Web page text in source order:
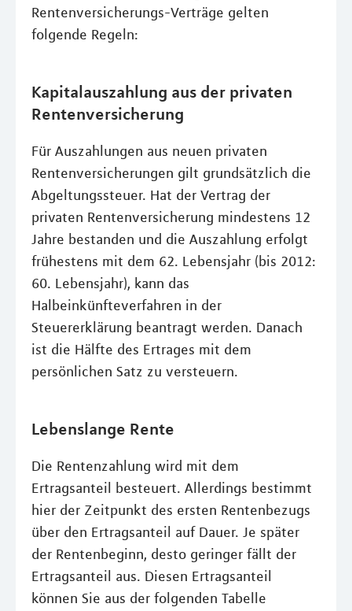
Rentenversicherungs-Verträge gelten
folgende Regeln:
Kapitalauszahlung aus der privaten
Rentenversicherung
Für Auszahlungen aus neuen privaten
Rentenversicherungen gilt grundsätzlich die
Abgeltungssteuer. Hat der Vertrag der
privaten Rentenversicherung mindestens 12
Jahre bestanden und die Auszahlung erfolgt
frühestens mit dem 62. Lebensjahr (bis 2012:
60. Lebensjahr), kann das
Halbeinkünfteverfahren in der
Steuererklärung beantragt werden. Danach
ist die Hälfte des Ertrages mit dem
persönlichen Satz zu versteuern.
Lebenslange Rente
Die Rentenzahlung wird mit dem
Ertragsanteil besteuert. Allerdings bestimmt
hier der Zeitpunkt des ersten Rentenbezugs
über den Ertragsanteil auf Dauer. Je später
der Rentenbeginn, desto geringer fällt der
Ertragsanteil aus. Diesen Ertragsanteil
können Sie aus der folgenden Tabelle